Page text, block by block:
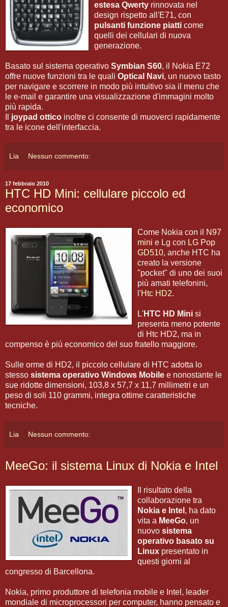
estesa Qwerty rinnovata nel
design rispetto all'E71, con
pulsanti funzione piatti come
quelli dei cellulari di nuova
generazione.
Basato sul sistema operativo Symbian S60, il Nokia E72
offre nuove funzioni tra le quali Optical Navi, un nuovo tasto
per navigare e scorrere in modo più intuitivo sia il menu che
le e-mail e garantire una visualizzazione d'immagini molto
più rapida.
joypad ottico inoltre ci consente di muoverci rapidamente
tra le icone dell'interfaccia.
Lia Nessun commento:
17 febbraio 2010
HTC HD Mini: cellulare piccolo ed
economico
Come Nokia con il
N97
mini e Lg con LG Pop
GD510, anche HTC ha
creato la versione
"pocket" di uno dei suoi
più amati telefonini,
l'Htc HD2.
L'HTC HD Mini si
presenta meno potente
di Htc HD2, ma in
compenso è più economico del suo fratello maggiore.
Sulle orme di HD2, il piccolo cellulare di HTC adotta lo
stesso sistema operativo Windows Mobile e nonostante le
sue ridotte dimensioni, 103,8 x 57,7 x 11,7 millimetri e un
peso di soli 110 grammi, integra ottime caratteristiche
tecniche.
Lia Nessun commento:
MeeGo: il sistema Linux di Nokia e Intel
Il risultato della
collaborazione tra
Nokia e Intel , ha dato
vita a MeeGo, un
nuovo sistema
operativo basato su
Linux presentato in
questi giorni al
congresso di Barcellona.
Nokia, primo produttore di telefonia mobile e Intel, leader
mondiale di microprocessori per computer, hanno pensato e